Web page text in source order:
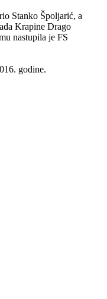
Stanko Špoljarić, a
Krapine Drago
nastupila je FS
godine.